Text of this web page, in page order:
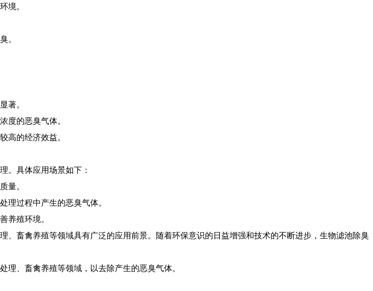
境。
。
著。
度的恶臭气体。
高的经济效益。
。具体应用场景如下：
量。
理过程中产生的恶臭气体。
养殖环境。
畜禽养殖等领域具有广泛的应用前景。随着环保意识的日益增强和技术的不断进步，生物滤池除臭
、畜禽养殖等领域，以去除产生的恶臭气体。